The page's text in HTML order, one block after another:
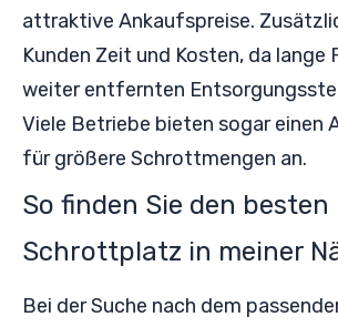
attraktive Ankaufspreise.
Kunden Zeit und Kosten, da lange
weiter entfernten
Viele Betriebe bieten sogar einen
für größere Schrottmengen an.
So finden Sie den besten
Schrottplatz in meiner
Bei der Suche nach dem